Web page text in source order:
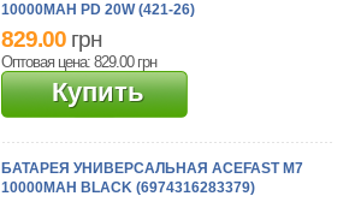
10000MAH PD 20W (421-26)
829.00 грн
Оптовая цена: 829.00 грн
Купить
БАТАРЕЯ УНИВЕРСАЛЬНАЯ ACEFAST M7
10000MAH BLACK (6974316283379)